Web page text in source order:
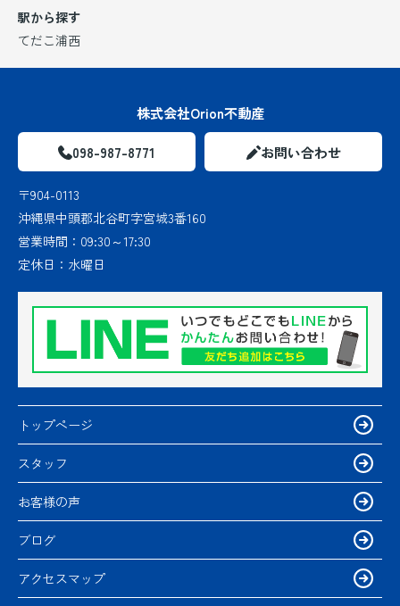
駅から探す
てだこ浦西
株式会社Orion不動産
098-987-8771 お問い合わせ
〒904-0113
沖縄県中頭郡北谷町字宮城3番160
営業時間： 09:30～17:30
定休日： 水曜日
トップページ
スタッフ
お客様の声
ブログ
アクセスマップ